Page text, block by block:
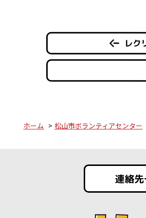
レク
ホーム 松山市ボランティアセンター
連絡